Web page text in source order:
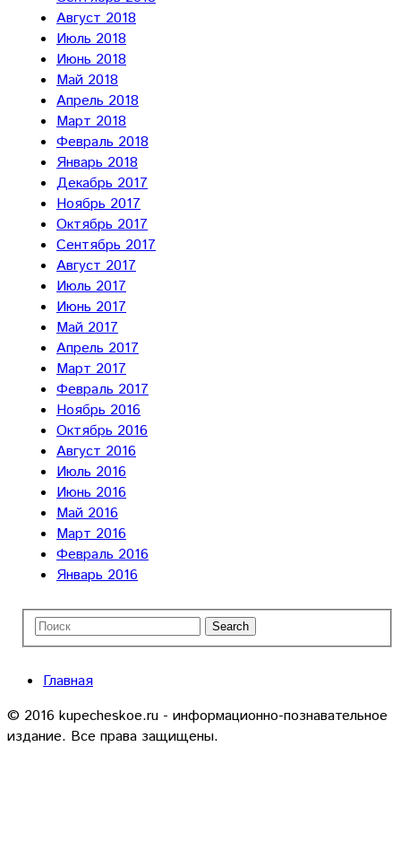
Август 2018
Июль 2018
Июнь 2018
Май 2018
Апрель 2018
Март 2018
Февраль 2018
Январь 2018
Декабрь 2017
Ноябрь 2017
Октябрь 2017
Сентябрь 2017
Август 2017
Июль 2017
Июнь 2017
Май 2017
Апрель 2017
Март 2017
Февраль 2017
Ноябрь 2016
Октябрь 2016
Август 2016
Июль 2016
Июнь 2016
Май 2016
Март 2016
Февраль 2016
Январь 2016
Главная
© 2016 kupecheskoe.ru - информационно-познавательное
издание. Все права защищены.